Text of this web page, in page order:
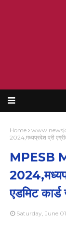
Home
2024,मध्यप्रदेश प्री
MPESB
एडमिट
Saturday, June